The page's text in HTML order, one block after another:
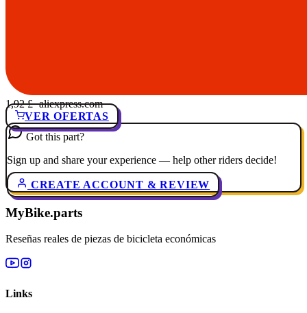
1,92 £· aliexpress.com
VER OFERTAS
Got this part?
Sign up and share your experience — help other riders decide!
CREATE ACCOUNT & REVIEW
MyBike.parts
Reseñas reales de piezas de bicicleta económicas
Links